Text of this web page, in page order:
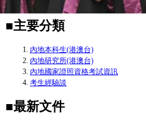
■主要分類
內地本科生(港澳台)
內地研究所(港澳台)
內地國家證照資格考試資訊
考生經驗談
■最新文件